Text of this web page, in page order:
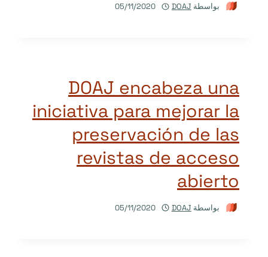
بواسطة DOAJ
05/11/2020
DOAJ encabeza una
iniciativa para mejorar la
preservación de las
revistas de acceso
abierto
بواسطة DOAJ
05/11/2020